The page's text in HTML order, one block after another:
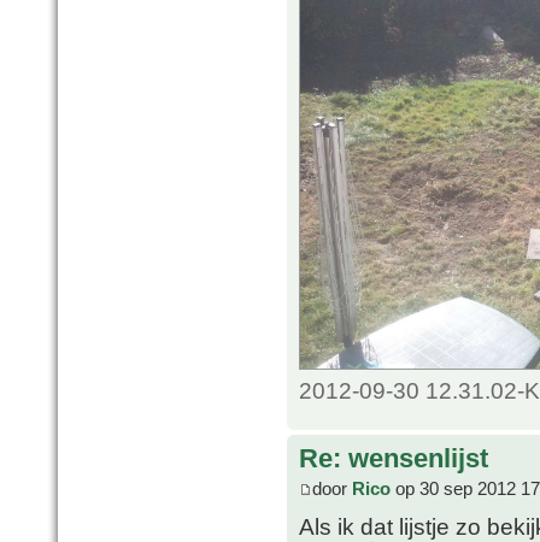
2012-09-30 12.31.02-
Re: wensenlijst
door Rico op 30 sep 2012
Als ik dat lijstje zo